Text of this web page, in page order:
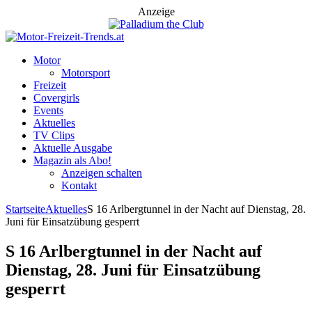
Anzeige
Motor
Motorsport
Freizeit
Covergirls
Events
Aktuelles
TV Clips
Aktuelle Ausgabe
Magazin als Abo!
Anzeigen schalten
Kontakt
StartseiteAktuellesS 16 Arlbergtunnel in der Nacht auf Dienstag, 28.
Juni für Einsatzübung gesperrt
S 16 Arlbergtunnel in der Nacht auf
Dienstag, 28. Juni für Einsatzübung
gesperrt